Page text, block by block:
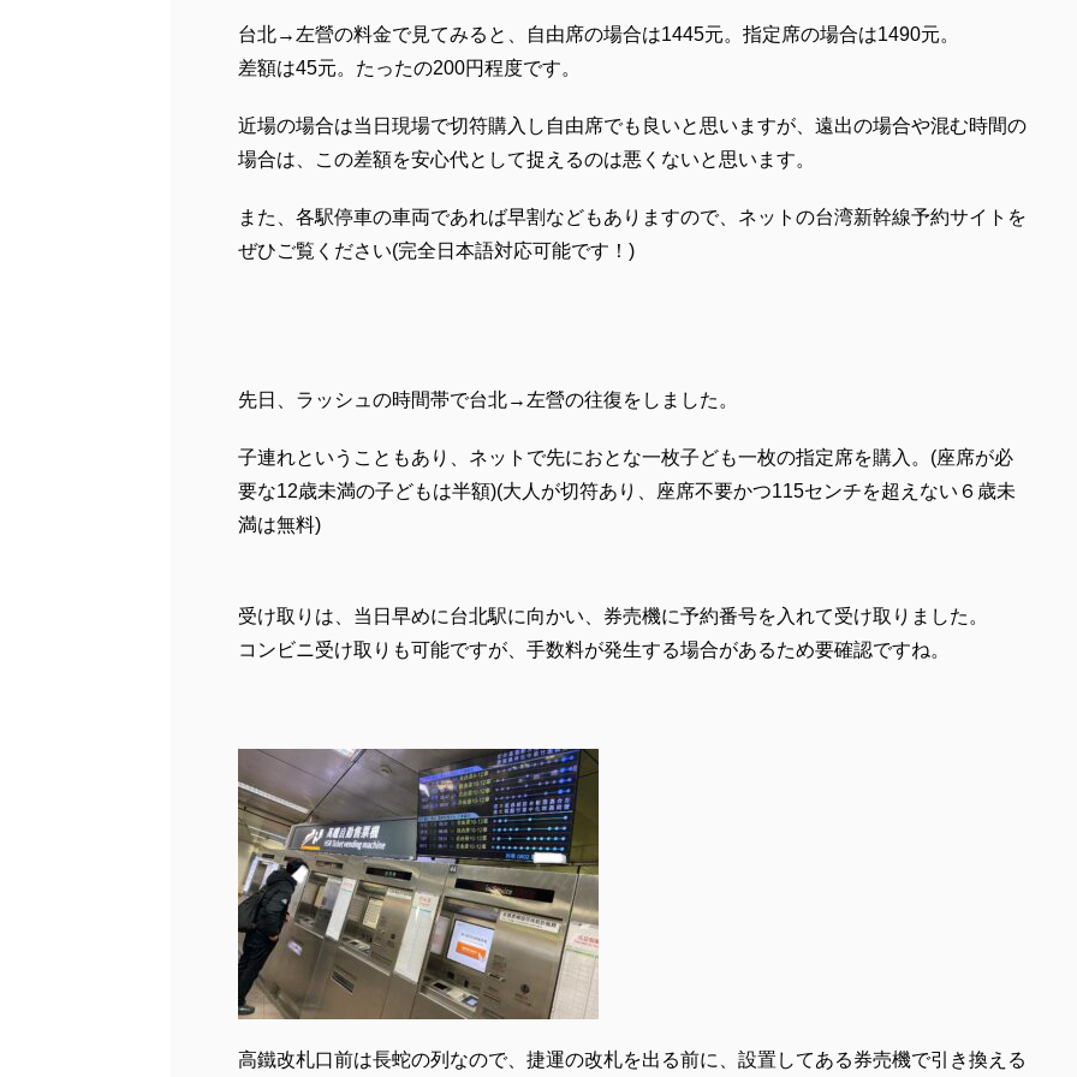
台北→左營の料金で見てみると、自由席の場合は1445元。指定席の場合は1490元。
差額は45元。たったの200円程度です。
近場の場合は当日現場で切符購入し自由席でも良いと思いますが、遠出の場合や混む時間の
場合は、この差額を安心代として捉えるのは悪くないと思います。
また、各駅停車の車両であれば早割などもありますので、ネットの台湾新幹線予約サイトを
ぜひご覧ください(完全日本語対応可能です！)
先日、ラッシュの時間帯で台北→左營の往復をしました。
子連れということもあり、ネットで先におとな一枚子ども一枚の指定席を購入。(座席が必
要な12歳未満の子どもは半額)(大人が切符あり、座席不要かつ115センチを超えない６歳未
満は無料)
受け取りは、当日早めに台北駅に向かい、券売機に予約番号を入れて受け取りました。
コンビニ受け取りも可能ですが、手数料が発生する場合があるため要確認ですね。
高鐵改札口前は長蛇の列なので、捷運の改札を出る前に、設置してある券売機で引き換える